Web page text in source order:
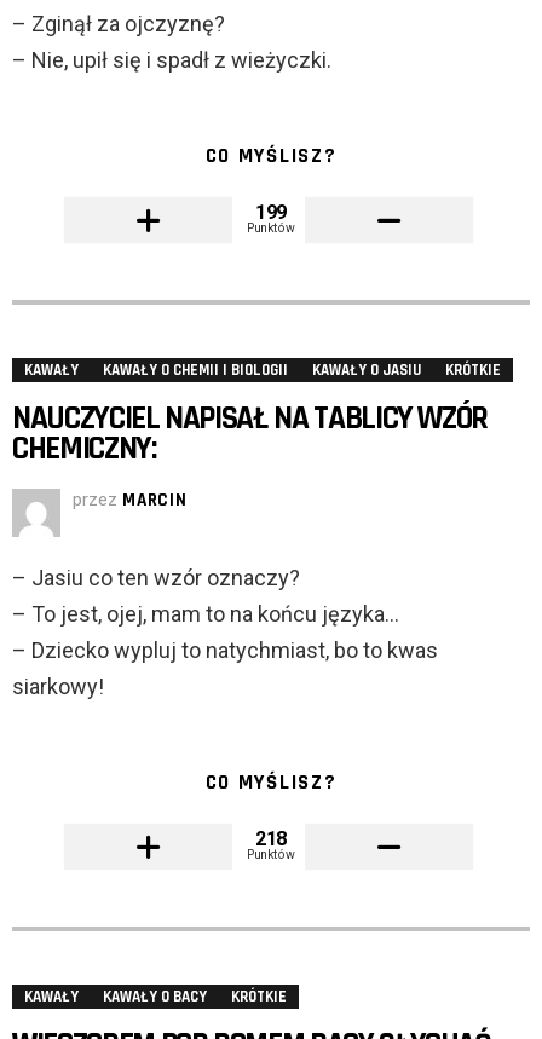
– Zginął za ojczyznę?
– Nie, upił się i spadł z wieżyczki.
CO MYŚLISZ?
199
Punktów
KAWAŁY KAWAŁY O CHEMII I BIOLOGII KAWAŁY O JASIU KRÓTKIE
NAUCZYCIEL NAPISAŁ NA TABLICY WZÓR
CHEMICZNY:
przez MARCIN
– Jasiu co ten wzór oznaczy?
– To jest, ojej, mam to na końcu języka…
– Dziecko wypluj to natychmiast, bo to kwas
siarkowy!
CO MYŚLISZ?
218
Punktów
KAWAŁY KAWAŁY O BACY KRÓTKIE